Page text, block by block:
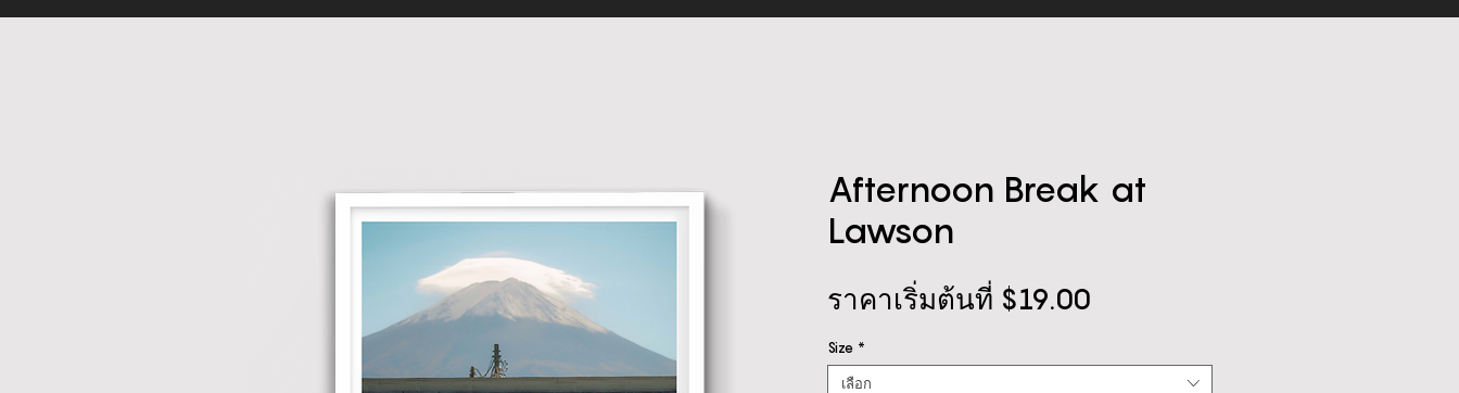
Afternoon Break at
Lawson
ราคาเริ่มต้นที่ $19.00
ลด
Size *
เลือก